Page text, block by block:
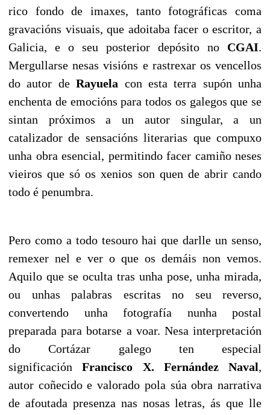
rico fondo de imaxes, tanto fotográficas coma
gravacións visuais, que adoitaba facer o escritor, a
Galicia, e o seu posterior depósito no CGAI.
Mergullarse nesas visións e rastrexar os vencellos
do autor deRayuela con esta terra supón unha
enchenta de emocións para todos os galegos que se
sintan próximos a un autor singular, a un
catalizador de sensacións literarias que compuxo
unha obra esencial, permitindo facer camiño neses
vieiros que só os xenios son quen de abrir cando
todo é penumbra.
Pero como a todo tesouro hai que darlle un senso,
remexer nel e ver o que os demáis non vemos.
Aquilo que se oculta tras unha pose, unha mirada,
ou unhas palabras escritas no seu reverso,
convertendo unha fotografía nunha postal
preparada para botarse a voar. Nesa interpretación
do Cortázar galego ten especial
significaciónFrancisco X. Fernández Naval,
autor coñecido e valorado pola súa obra narrativa
de afoutada presenza nas nosas letras, ás que lle